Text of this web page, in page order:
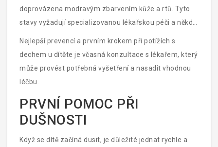
doprovázena modravým zbarvením kůže a rtů. Tyto
stavy vyžadují specializovanou lékařskou péči a někdy
i chirurgický zákrok.
Nejlepší prevencí a prvním krokem při potížích s
dechem u dítěte je včasná konzultace s lékařem, který
může provést potřebná vyšetření a nasadit vhodnou
léčbu.
PRVNÍ POMOC PŘI
DUŠNOSTI
Když se dítě začíná dusit, je důležité jednat rychle a